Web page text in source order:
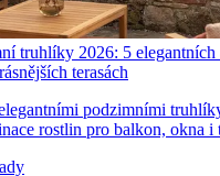
truhlíky 2026: 5 elegantních
terasách
podzimními
rostlin pro balkon, okna i